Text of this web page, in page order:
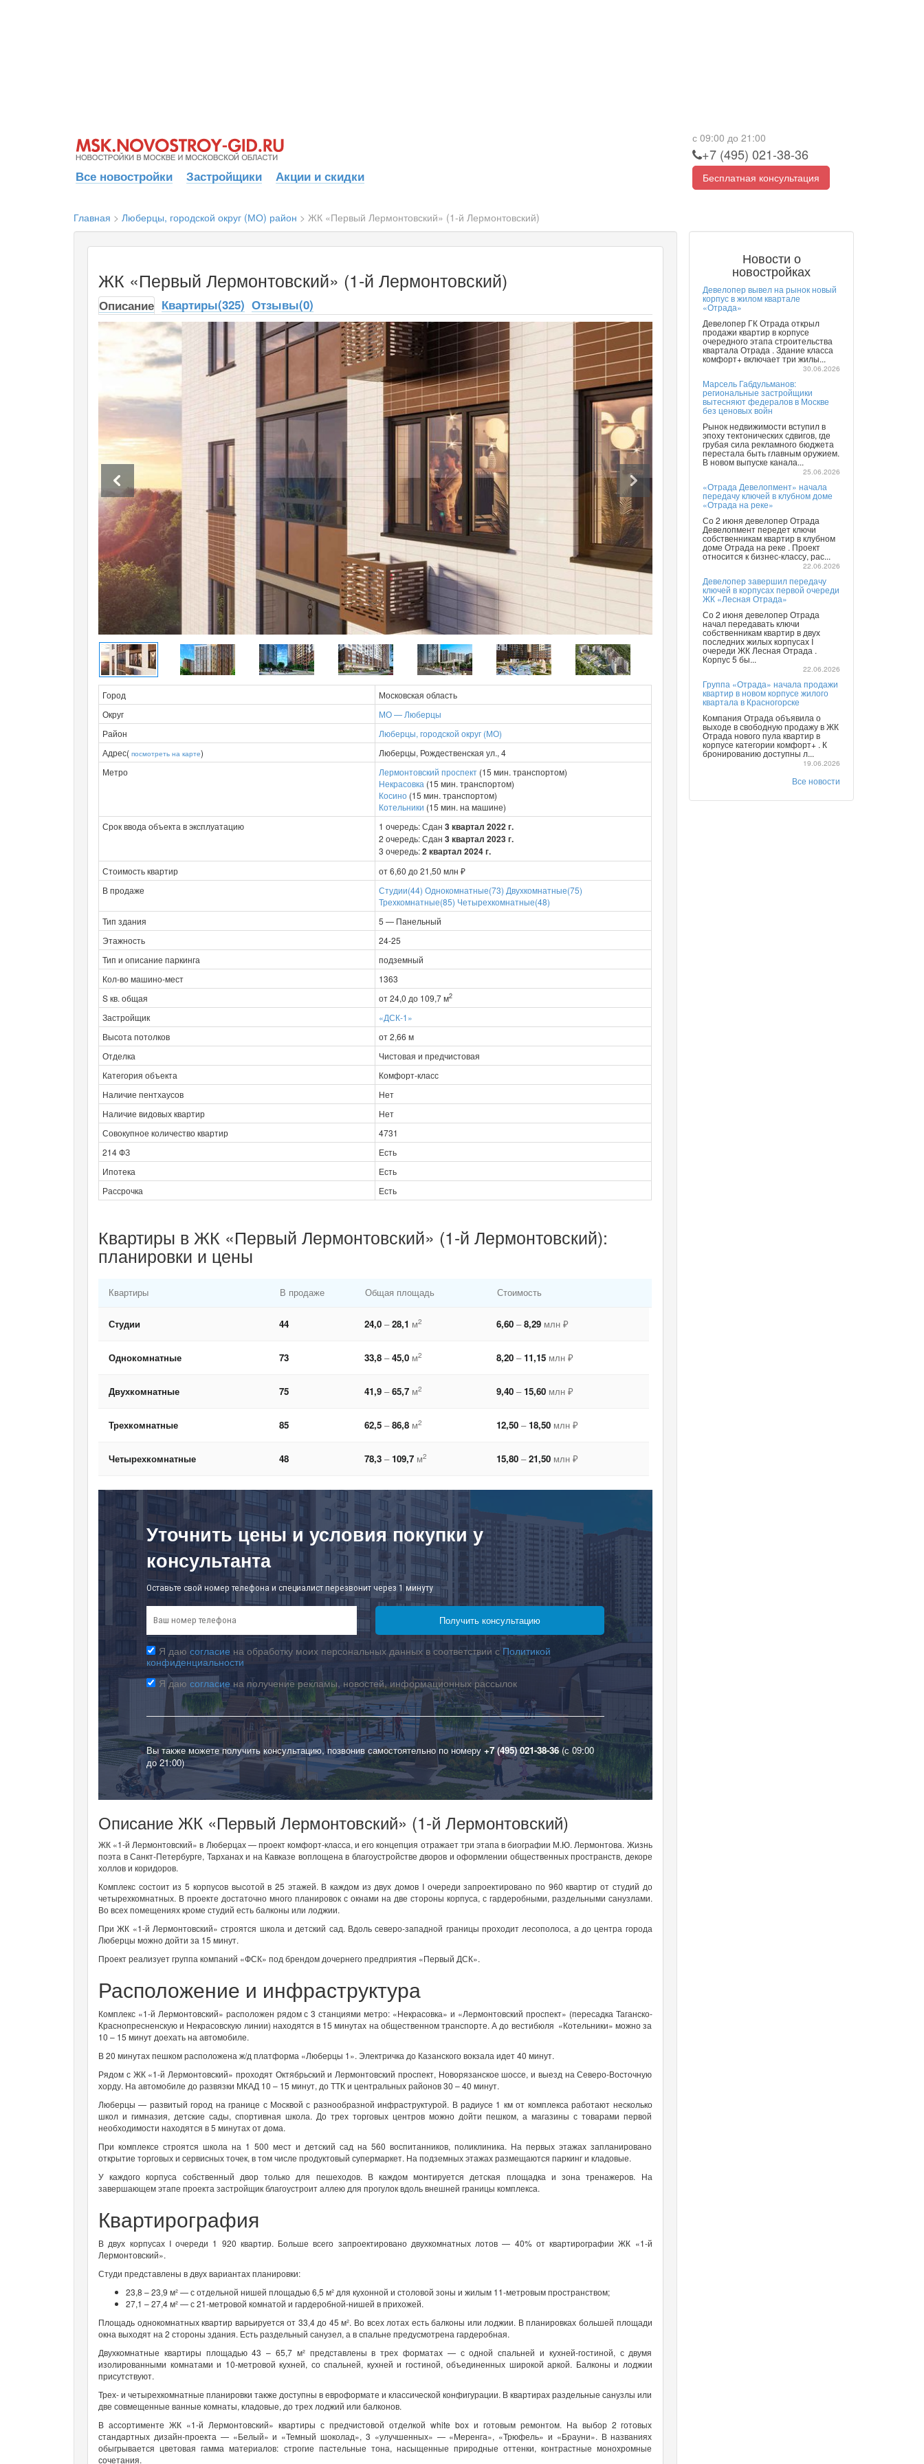
Все новостройки Застройщики Акции и скидки
с 09:00 до 21:00
+7 (495) 021-38-36
Бесплатная консультация
Главная > Люберцы, городской округ (МО) район > ЖК «Первый Лермонтовский» (1-й Лермонтовский)
ЖК «Первый Лермонтовский» (1-й Лермонтовский)
Описание Квартиры(325) Отзывы(0)
Город
Московская область
Округ
МО — Люберцы
Район
Люберцы, городской округ (МО)
Адрес( посмотреть на карте)
Люберцы, Рождественская ул., 4
Метро
Лермонтовский проспект (15 мин. транспортом)
Некрасовка (15 мин. транспортом)
Косино (15 мин. транспортом)
Котельники (15 мин. на машине)
Срок ввода объекта в эксплуатацию
1 очередь: Сдан 3 квартал 2022 г.
2 очередь: Сдан 3 квартал 2023 г.
3 очередь:2 квартал 2024 г.
Стоимость квартир
от 6,60 до 21,50 млн ₽
В продаже
Студии(44) Однокомнатные(73) Двухкомнатные(75)
Трехкомнатные(85) Четырехкомнатные(48)
Тип здания
5 — Панельный
Этажность
24-25
Тип и описание паркинга
подземный
Кол-во машино-мест
1363
S кв. общая
от 24,0 до 109,7 м2
Застройщик
«ДСК-1»
Высота потолков
от 2,66 м
Отделка
Чистовая и предчистовая
Категория объекта
Комфорт-класс
Наличие пентхаусов
Нет
Наличие видовых квартир
Нет
Совокупное количество квартир
4731
214 ФЗ
Есть
Ипотека
Есть
Рассрочка
Есть
Квартиры в ЖК «Первый Лермонтовский» (1-й Лермонтовский):
планировки и цены
Квартиры В продаже Общая площадь Стоимость
Студии 44 24,0 –28,1 м2 6,60 –8,29 млн ₽
Однокомнатные 73 33,8 –45,0 м2 8,20 –11,15 млн ₽
Двухкомнатные 75 41,9 –65,7 м2 9,40 –15,60 млн ₽
Трехкомнатные 85 62,5 –86,8 м2 12,50 –18,50 млн ₽
Четырехкомнатные 48 78,3 –109,7 м2 15,80 –21,50 млн ₽
Уточнить цены и условия покупки у
консультанта
Оставьте свой номер телефона и специалист перезвонит через 1 минуту
Я даю согласие на обработку моих персональных данных в соответствии с Политикой
конфиденциальности
Я даю согласие на получение рекламы, новостей, информационных рассылок
Вы также можете получить консультацию, позвонив самостоятельно по номеру +7 (495) 021-38-36 (с 09:00
до 21:00)
Описание ЖК «Первый Лермонтовский» (1-й Лермонтовский)
ЖК «1-й Лермонтовский» в Люберцах — проект комфорт-класса, и его концепция отражает три этапа в биографии М.Ю. Лермонтова. Жизнь
поэта в Санкт-Петербурге, Тарханах и на Кавказе воплощена в благоустройстве дворов и оформлении общественных пространств, декоре
холлов и коридоров.
Комплекс состоит из 5 корпусов высотой в 25 этажей. В каждом из двух домов I очереди запроектировано по 960 квартир от студий до
четырехкомнатных. В проекте достаточно много планировок с окнами на две стороны корпуса, с гардеробными, раздельными санузлами.
Во всех помещениях кроме студий есть балконы или лоджии.
При ЖК «1-й Лермонтовский» строятся школа и детский сад. Вдоль северо-западной границы проходит лесополоса, а до центра города
Люберцы можно дойти за 15 минут.
Проект реализует группа компаний «ФСК» под брендом дочернего предприятия «Первый ДСК».
Расположение и инфраструктура
Комплекс «1-й Лермонтовский» расположен рядом с 3 станциями метро: «Некрасовка» и «Лермонтовский проспект» (пересадка Таганско-
Краснопресненскую и Некрасовскую линии) находятся в 15 минутах на общественном транспорте. А до вестибюля «Котельники» можно за
10 – 15 минут доехать на автомобиле.
В 20 минутах пешком расположена ж/д платформа «Люберцы 1». Электричка до Казанского вокзала идет 40 минут.
Рядом с ЖК «1-й Лермонтовский» проходят Октябрьский и Лермонтовский проспект, Новорязанское шоссе, и выезд на Северо-Восточную
хорду. На автомобиле до развязки МКАД 10 – 15 минут, до ТТК и центральных районов 30 – 40 минут.
Люберцы — развитый город на границе с Москвой с разнообразной инфраструктурой. В радиусе 1 км от комплекса работают несколько
школ и гимназия, детские сады, спортивная школа. До трех торговых центров можно дойти пешком, а магазины с товарами первой
необходимости находятся в 5 минутах от дома.
При комплексе строятся школа на 1 500 мест и детский сад на 560 воспитанников, поликлиника. На первых этажах запланировано
открытие торговых и сервисных точек, в том числе продуктовый супермаркет. На подземных этажах размещаются паркинг и кладовые.
У каждого корпуса собственный двор только для пешеходов. В каждом монтируется детская площадка и зона тренажеров. На
завершающем этапе проекта застройщик благоустроит аллею для прогулок вдоль внешней границы комплекса.
Квартирография
В двух корпусах I очереди 1 920 квартир. Больше всего запроектировано двухкомнатных лотов — 40% от квартирографии ЖК «1-й
Лермонтовский».
Студи представлены в двух вариантах планировки:
23,8 – 23,9 м² — с отдельной нишей площадью 6,5 м² для кухонной и столовой зоны и жилым 11-метровым пространством;
27,1 – 27,4 м² — с 21-метровой комнатой и гардеробной-нишей в прихожей.
Площадь однокомнатных квартир варьируется от 33,4 до 45 м². Во всех лотах есть балконы или лоджии. В планировках большей площади
окна выходят на 2 стороны здания. Есть раздельный санузел, а в спальне предусмотрена гардеробная.
Двухкомнатные квартиры площадью 43 – 65,7 м² представлены в трех форматах — с одной спальней и кухней-гостиной, с двумя
изолированными комнатами и 10-метровой кухней, со спальней, кухней и гостиной, объединенных широкой аркой. Балконы и лоджии
присутствуют.
Трех- и четырехкомнатные планировки также доступны в евроформате и классической конфигурации. В квартирах раздельные санузлы или
две совмещенные ванные комнаты, кладовые, до трех лоджий или балконов.
В ассортименте ЖК «1-й Лермонтовский» квартиры с предчистовой отделкой white box и готовым ремонтом. На выбор 2 готовых
стандартных дизайн-проекта — «Белый» и «Темный шоколад», 3 «улучшенных» — «Меренга», «Трюфель» и «Брауни». В названиях
обыгрывается цветовая гамма материалов: строгие пастельные тона, насыщенные природные оттенки, контрастные монохромные
сочетания.
Новости о
новостройках
Девелопер вывел на рынок новый
корпус в жилом квартале
«Отрада»
Девелопер ГК Отрада открыл
продажи квартир в корпусе
очередного этапа строительства
квартала Отрада . Здание класса
комфорт+ включает три жилы...
30.06.2026
Марсель Габдульманов:
региональные застройщики
вытесняют федералов в Москве
без ценовых войн
Рынок недвижимости вступил в
эпоху тектонических сдвигов, где
грубая сила рекламного бюджета
перестала быть главным оружием.
В новом выпуске канала...
25.06.2026
«Отрада Девелопмент» начала
передачу ключей в клубном доме
«Отрада на реке»
Со 2 июня девелопер Отрада
Девелопмент передет ключи
собственникам квартир в клубном
доме Отрада на реке . Проект
относится к бизнес-классу, рас...
22.06.2026
Девелопер завершил передачу
ключей в корпусах первой очереди
ЖК «Лесная Отрада»
Со 2 июня девелопер Отрада
начал передавать ключи
собственникам квартир в двух
последних жилых корпусах I
очереди ЖК Лесная Отрада .
Корпус 5 бы...
22.06.2026
Группа «Отрада» начала продажи
квартир в новом корпусе жилого
квартала в Красногорске
Компания Отрада объявила о
выходе в свободную продажу в ЖК
Отрада нового пула квартир в
корпусе категории комфорт+ . К
бронированию доступны л...
19.06.2026
Все новости